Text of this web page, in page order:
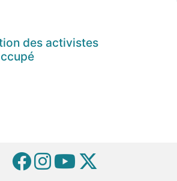
des activistes